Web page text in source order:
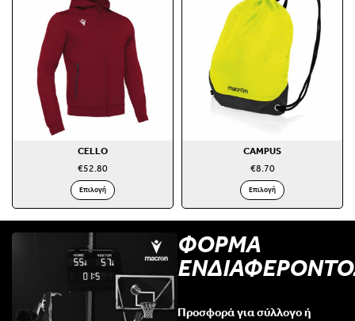
CELLO
€52.80
Επιλογή
CAMPUS
€8.70
Επιλογή
ΦΟΡΜΑ
Προσφορά για σύλλογο ή